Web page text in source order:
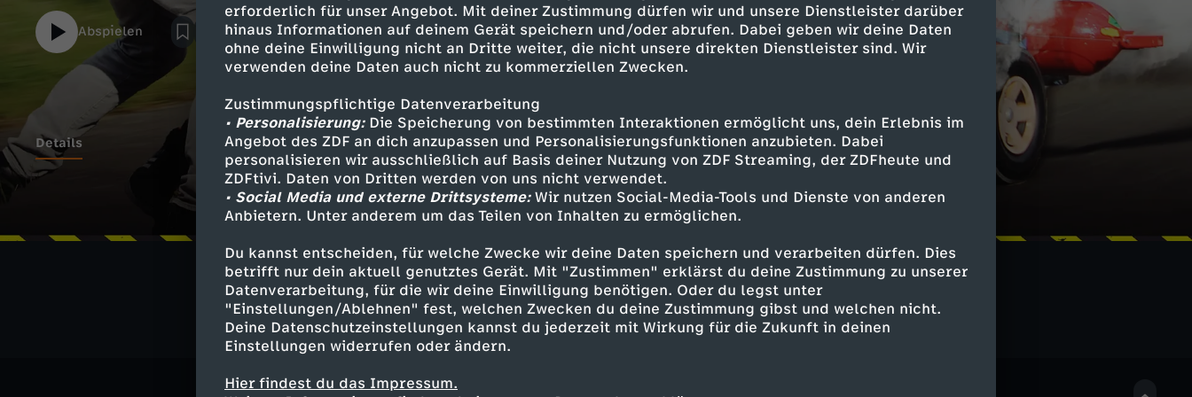
erforderlich für unser Angebot. Mit deiner Zustimmung dürfen wir und unsere Dienstleister darüber
hinaus Informationen auf deinem Gerät speichern und/oder abrufen. Dabei geben wir deine Daten
ohne deine Einwilligung nicht an Dritte weiter, die nicht unsere direkten Dienstleister sind. Wir
verwenden deine Daten auch nicht zu kommerziellen Zwecken.
Zustimmungspflichtige Datenverarbeitung
• Personalisierung:Die Speicherung von bestimmten Interaktionen ermöglicht uns, dein Erlebnis im
Angebot des ZDF an dich anzupassen und Personalisierungsfunktionen anzubieten. Dabei
personalisieren wir ausschließlich auf Basis deiner Nutzung von ZDF Streaming, der ZDFheute und
ZDFtivi. Daten von Dritten werden von uns nicht verwendet.
• Social Media und externe Drittsysteme:Wir nutzen Social-Media-Tools und Dienste von anderen
Anbietern. Unter anderem um das Teilen von Inhalten zu ermöglichen.
Du kannst entscheiden, für welche Zwecke wir deine Daten speichern und verarbeiten dürfen. Dies
betrifft nur dein aktuell genutztes Gerät. Mit "Zustimmen" erklärst du deine Zustimmung zu unserer
Datenverarbeitung, für die wir deine Einwilligung benötigen. Oder du legst unter
"Einstellungen/Ablehnen" fest, welchen Zwecken du deine Zustimmung gibst und welchen nicht.
Deine Datenschutzeinstellungen kannst du jederzeit mit Wirkung für die Zukunft in deinen
Einstellungen widerrufen oder ändern.
Hier findest du das Impressum.
Abspielen
Details
Ähnliche Inhalte entdecken
Checkpoint